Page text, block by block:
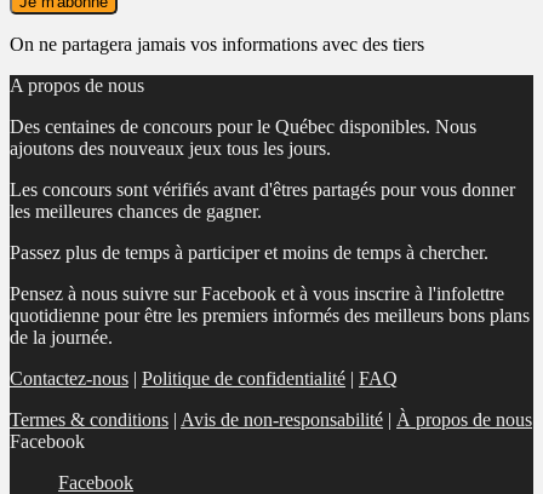
On ne partagera jamais vos informations avec des tiers
A propos de nous
Des centaines de concours pour le Québec disponibles. Nous
ajoutons des nouveaux jeux tous les jours.
Les concours sont vérifiés avant d'êtres partagés pour vous donner
les meilleures chances de gagner.
Passez plus de temps à participer et moins de temps à chercher.
Pensez à nous suivre sur Facebook et à vous inscrire à l'infolettre
quotidienne pour être les premiers informés des meilleurs bons plans
de la journée.
Contactez-nous | Politique de confidentialité | FAQ
Termes & conditions | Avis de non-responsabilité | À propos de nous
Facebook
Facebook